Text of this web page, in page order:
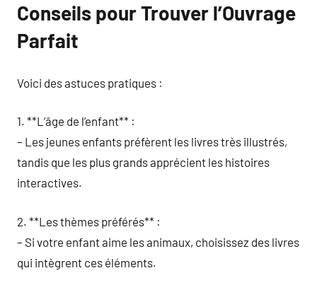
Conseils pour Trouver l’Ouvrage
Parfait
Voici des astuces pratiques :
1. **L’âge de l’enfant** :
– Les jeunes enfants préfèrent les livres très illustrés,
tandis que les plus grands apprécient les histoires
interactives.
2. **Les thèmes préférés** :
– Si votre enfant aime les animaux, choisissez des livres
qui intègrent ces éléments.